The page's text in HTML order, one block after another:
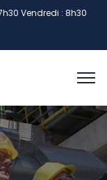
Vendredi : 8h30